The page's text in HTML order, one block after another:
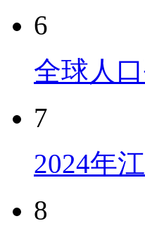
6
全球人
7
2024年
8